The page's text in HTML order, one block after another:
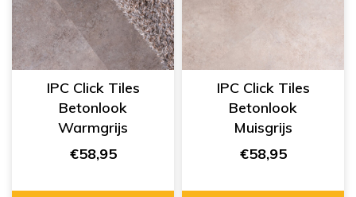
IPC Click Tiles
Betonlook
Warmgrijs
334555428
€58,95
IPC Click Tiles
Betonlook
Muisgrijs
334555427
€58,95